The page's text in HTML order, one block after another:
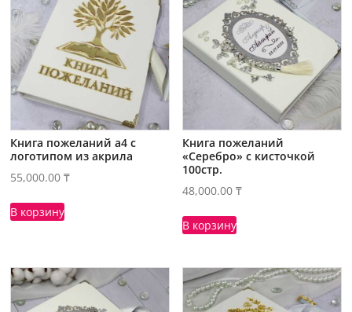
Книга пожеланий а4 с
логотипом из акрила
55,000.00₸
В корзину
Книга пожеланий
«Серебро» с кисточкой
100стр.
48,000.00₸
В корзину